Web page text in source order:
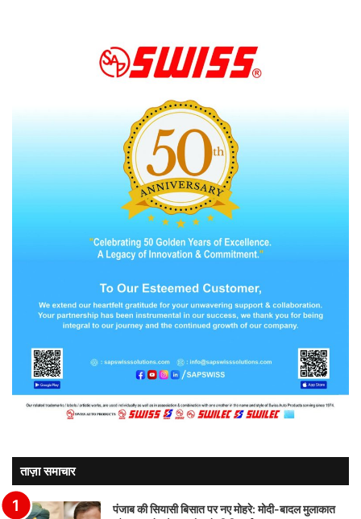
ताज़ा समाचार
पंजाब की सियासी बिसात पर नए मोहरे: मोदी-बादल मुलाकात